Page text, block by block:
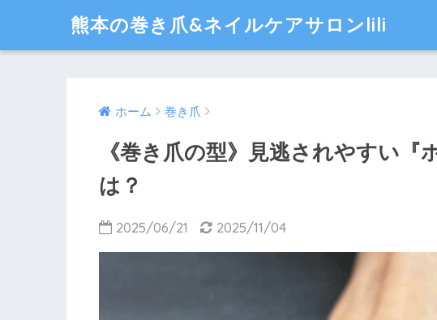
熊本の巻き爪&ネイルケアサロンlili
ホーム 巻き爪
《巻き爪の型》見逃されやすい『
は？
2025/06/21 2025/11/04